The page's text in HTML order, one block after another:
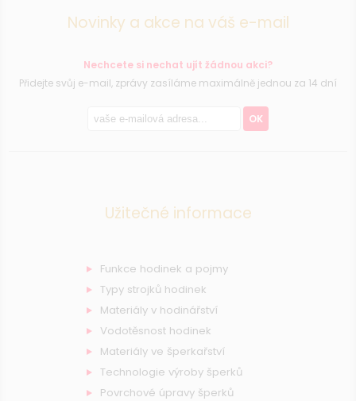
Novinky a akce na váš e-mail
Nechcete si nechat ujít žádnou akci?
Přidejte svůj e-mail, zprávy zasíláme maximálně jednou za 14 dní
OK
Užitečné informace
Funkce hodinek a pojmy
Typy strojků hodinek
Materiály v hodinářství
Vodotěsnost hodinek
Materiály ve šperkařství
Technologie výroby šperků
Povrchové úpravy šperků